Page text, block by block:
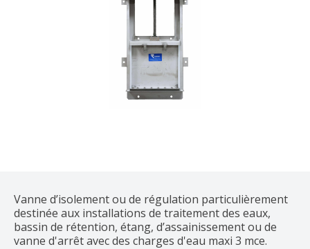
Vanne d’isolement ou de régulation particulièrement
destinée aux installations de traitement des eaux,
bassin de rétention, étang, d’assainissement ou de
vanne d'arrêt avec des charges d'eau maxi 3 mce.